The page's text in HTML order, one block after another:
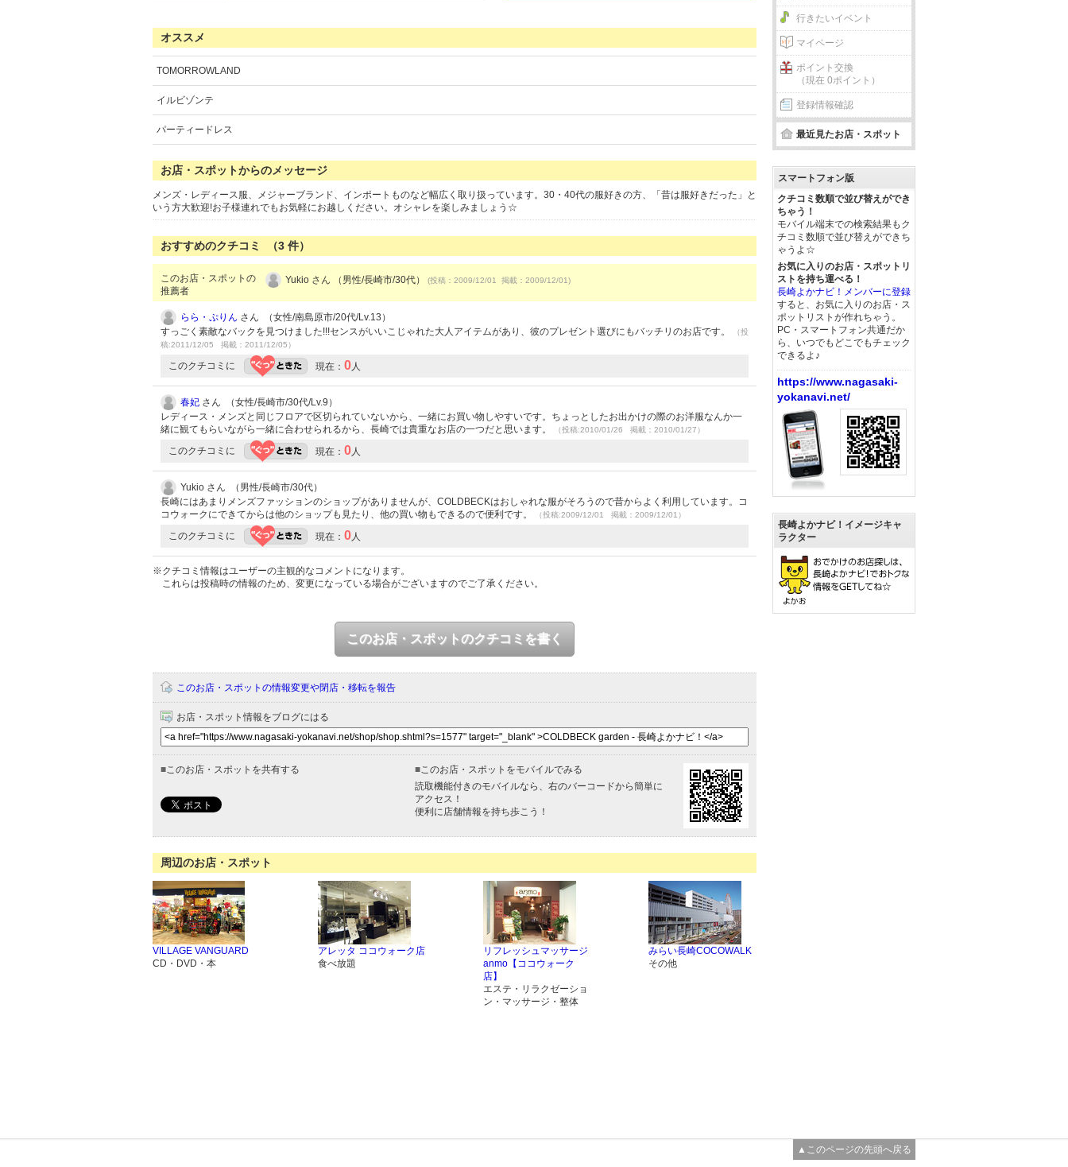
オススメ
TOMORROWLAND
イルビゾンテ
パーティードレス
お店・スポットからのメッセージ
メンズ・レディース服、メジャーブランド、インポートものなど幅広く取り扱っています。30・40代の服好きの方、「昔は服好きだった」と
いう方大歓迎!お子様連れでもお気軽にお越しください。オシャレを楽しみましょう☆
おすすめのクチコミ （3 件）
このお店・スポットの
推薦者
Yukio さん （男性/長崎市/30代） (投稿：2009/12/01 掲載：2009/12/01)
らら・ぷりん さん （女性/南島原市/20代/Lv.13）
すっごく素敵なバックを見つけました!!!センスがいいこじゃれた大人アイテムがあり、彼のプレゼント選びにもバッチリのお店です。
（投
稿:2011/12/05 掲載：2011/12/05）
このクチコミに 現在： 0人
春妃 さん （女性/長崎市/30代/Lv.9）
レディース・メンズと同じフロアで区切られていないから、一緒にお買い物しやすいです。ちょっとしたお出かけの際のお洋服なんか一
緒に観てもらいながら一緒に合わせられるから、長崎では貴重なお店の一つだと思います。
（投稿:2010/01/26 掲載：2010/01/27）
このクチコミに 現在： 0人
Yukio さん （男性/長崎市/30代）
長崎にはあまりメンズファッションのショップがありませんが、COLDBECKはおしゃれな服がそろうので昔からよく利用しています。コ
コウォークにできてからは他のショップも見たり、他の買い物もできるので便利です。
（投稿:2009/12/01 掲載：2009/12/01）
このクチコミに 現在： 0人
※クチコミ情報はユーザーの主観的なコメントになります。
これらは投稿時の情報のため、変更になっている場合がございますのでご了承ください。
このお店・スポットのクチコミを書く
このお店・スポットの情報変更や閉店・移転を報告
お店・スポット情報をブログにはる
■このお店・スポットを共有する ■このお店・スポットをモバイルでみる
読取機能付きのモバイルなら、右のバーコードから簡単に
アクセス！
便利に店舗情報を持ち歩こう！
周辺のお店・スポット
VILLAGE VANGUARD
CD・DVD・本
アレッタ ココウォーク店
食べ放題
リフレッシュマッサージ
anmo【ココウォーク
店】
エステ・リラクゼーショ
ン・マッサージ・整体
みらい長崎COCOWALK
その他
行きたいイベント
マイページ
ポイント交換
（現在 0ポイント）
登録情報確認
最近見たお店・スポット
スマートフォン版
クチコミ数順で並び替えができ
ちゃう！
モバイル端末での検索結果もク
チコミ数順で並び替えができち
ゃうよ☆
お気に入りのお店・スポットリ
ストを持ち運べる！
長崎よかナビ！メンバーに登録
すると、お気に入りのお店・ス
ポットリストが作れちゃう。
PC・スマートフォン共通だか
ら、いつでもどこでもチェック
できるよ♪
https://www.nagasaki-
yokanavi.net/
長崎よかナビ！イメージキャ
ラクター
▲このページの先頭へ戻る